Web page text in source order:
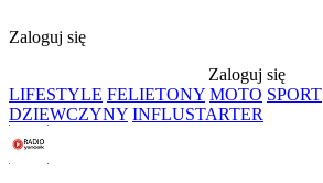
Zaloguj się
Zaloguj się
LIFESTYLE FELIETONY MOTO SPORT
DZIEWCZYNY INFLUSTARTER